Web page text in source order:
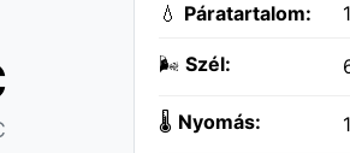
💧 Páratartalom:
🌬️ Szél:
🌡️ Nyomás: